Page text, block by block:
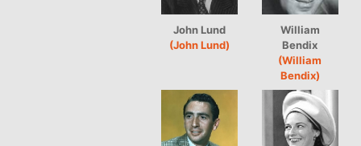
John Lund
(John Lund)
William
Bendix
(William
Bendix)